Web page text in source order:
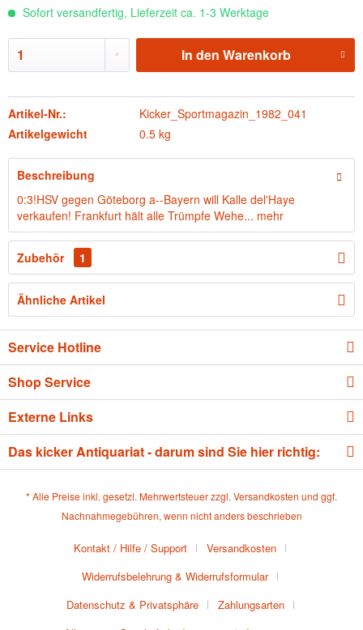
Sofort versandfertig, Lieferzeit ca. 1-3 Werktage
In den Warenkorb
Artikel-Nr.:
Kicker_Sportmagazin_1982_041
Artikelgewicht
0.5 kg
Beschreibung
0:3!HSV gegen Göteborg a--Bayern will Kalle del'Haye
verkaufen! Frankfurt hält alle Trümpfe Wehe... mehr
Zubehör 1
Ähnliche Artikel
Service Hotline
Shop Service
Externe Links
Das kicker Antiquariat - darum sind Sie hier richtig:
* Alle Preise inkl. gesetzl. Mehrwertsteuer zzgl. Versandkosten und ggf.
Nachnahmegebühren, wenn nicht anders beschrieben
Kontakt / Hilfe / Support
Versandkosten
Widerrufsbelehrung & Widerrufsformular
Datenschutz & Privatsphäre
Zahlungsarten